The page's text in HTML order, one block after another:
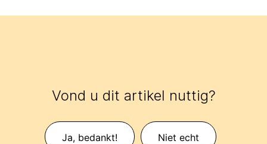
Vond u dit artikel nuttig?
Ja, bedankt! Niet echt